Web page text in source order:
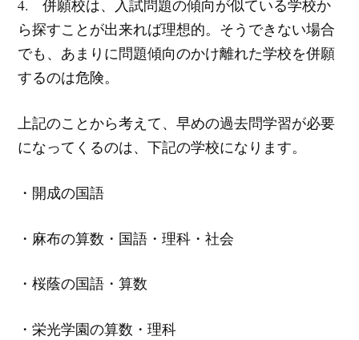
4. 併願校は、入試問題の傾向が似ている学校か
ら探すことが出来れば理想的。そうできない場合
でも、あまりに問題傾向のかけ離れた学校を併願
するのは危険。
上記のことから考えて、早めの過去問学習が必要
になってくるのは、下記の学校になります。
・開成の国語
・麻布の算数・国語・理科・社会
・桜蔭の国語・算数
・栄光学園の算数・理科